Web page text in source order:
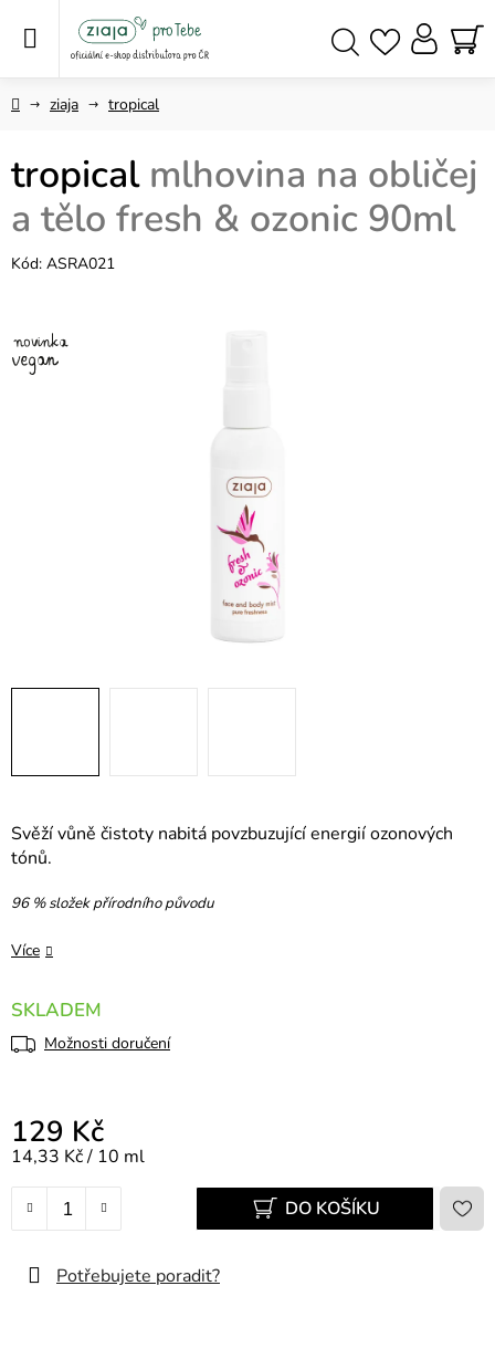
Domůziaja tropical
Svěží vůně čistoty nabitá povzbuzující energií ozonových
tónů.
96 % složek přírodního původu
Více
SKLADEM
Možnosti doručení
129 Kč
Měrná cena:
14,33 Kč / 10 ml
DO KOŠÍKU
Potřebujete poradit?
tropical mlhovina na obličej
a tělo fresh & ozonic 90ml
Kód: ASRA021